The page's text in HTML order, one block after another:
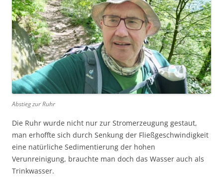
Abstieg zur Ruhr
Die Ruhr wurde nicht nur zur Stromerzeugung gestaut,
man erhoffte sich durch Senkung der Fließgeschwindigkeit
eine natürliche Sedimentierung der hohen
Verunreinigung, brauchte man doch das Wasser auch als
Trinkwasser.